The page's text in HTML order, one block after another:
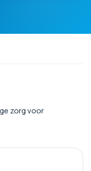
zorg voor